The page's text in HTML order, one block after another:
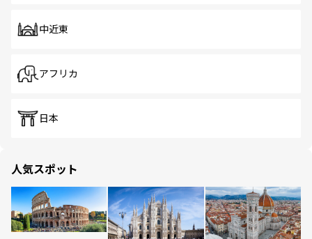
中近東
アフリカ
日本
人気スポット